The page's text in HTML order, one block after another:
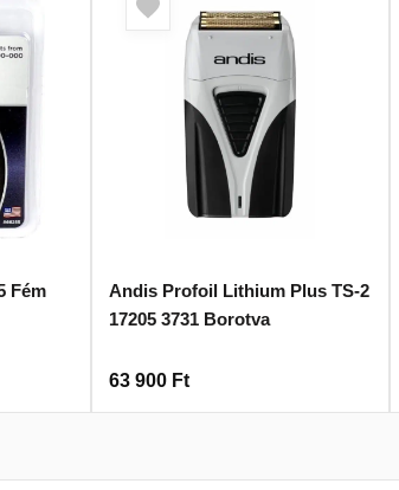
Fém
Andis Profoil Lithium Plus TS-2
17205 3731 Borotva
63 900 Ft